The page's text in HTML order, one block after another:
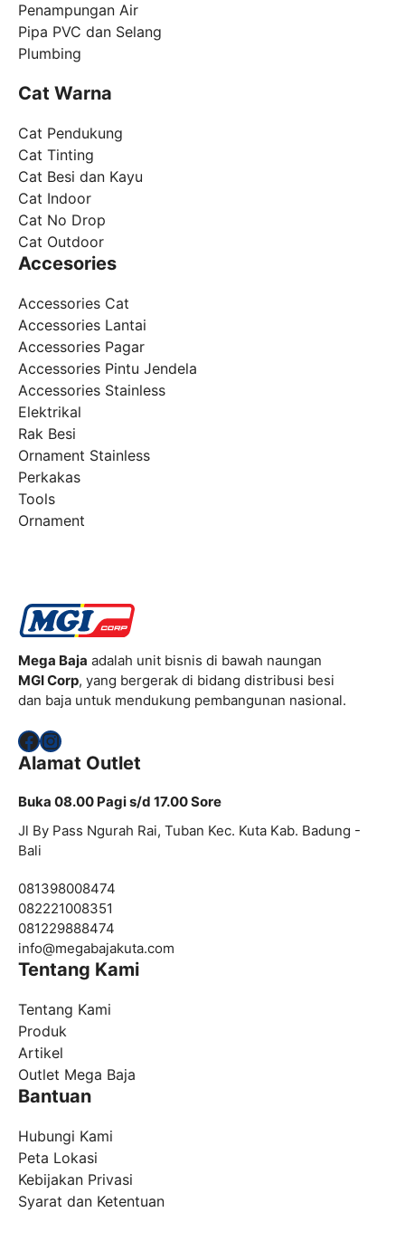
Penampungan Air
Pipa PVC dan Selang
Plumbing
Cat Warna
Cat Pendukung
Cat Tinting
Cat Besi dan Kayu
Cat Indoor
Cat No Drop
Cat Outdoor
Accesories
Accessories Cat
Accessories Lantai
Accessories Pagar
Accessories Pintu Jendela
Accessories Stainless
Elektrikal
Rak Besi
Ornament Stainless
Perkakas
Tools
Ornament
Mega Baja adalah unit bisnis di bawah naungan
MGI Corp, yang bergerak di bidang distribusi besi
dan baja untuk mendukung pembangunan nasional.
Facebook
Instagram
Alamat Outlet
Buka 08.00 Pagi s/d 17.00 Sore
Jl By Pass Ngurah Rai, Tuban Kec. Kuta Kab. Badung -
Bali
081398008474
082221008351
081229888474
info@megabajakuta.com
Tentang Kami
Tentang Kami
Produk
Artikel
Outlet Mega Baja
Bantuan
Hubungi Kami
Peta Lokasi
Kebijakan Privasi
Syarat dan Ketentuan